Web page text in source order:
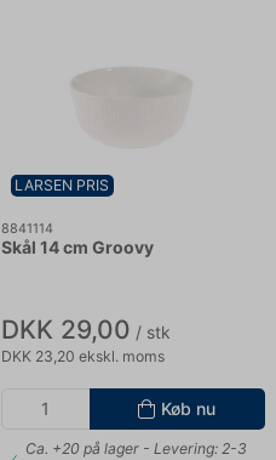
LARSEN PRIS
8841114
Skål 14 cm Groovy
DKK 29,00 / stk
DKK 23,20 ekskl. moms
Køb nu
Ca. +20 på lager- Levering: 2-3